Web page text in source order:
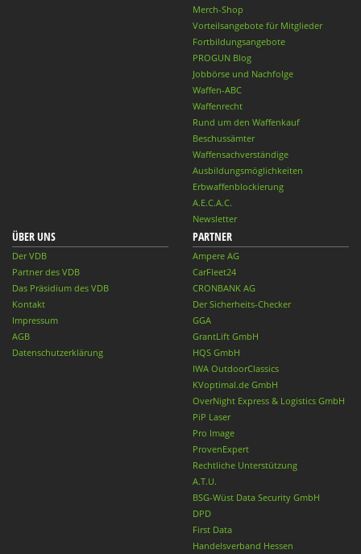
Merch-Shop
Vorteilsangebote für Mitglieder
Fortbildungsangebote
PROGUN Blog
Jobbörse und Nachfolge
Waffen-ABC
Waffenrecht
Rund um den Waffenkauf
Beschussämter
Waffensachverständige
Ausbildungsmöglichkeiten
Erbwaffenblockierung
A.E.C.A.C.
Newsletter
ÜBER UNS
Der VDB
Partner des VDB
Das Präsidium des VDB
Kontakt
Impressum
AGB
Datenschutzerklärung
PARTNER
Ampere AG
CarFleet24
CRONBANK AG
Der Sicherheits-Checker
GGA
GrantLift GmbH
HQS GmbH
IWA OutdoorClassics
KVoptimal.de GmbH
OverNight Express & Logistics GmbH
PiP Laser
Pro Image
ProvenExpert
Rechtliche Unterstützung
A.T.U.
BSG-Wüst Data Security GmbH
DPD
First Data
Handelsverband Hessen